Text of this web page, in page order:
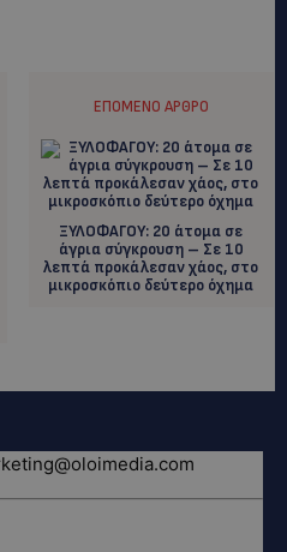
ΕΠΌΜΕΝΟ ΆΡΘΡΟ
ΞΥΛΟΦΑΓΟΥ: 20 άτομα σε
άγρια σύγκρουση – Σε 10
λεπτά προκάλεσαν χάος, στο
μικροσκόπιο δεύτερο όχημα